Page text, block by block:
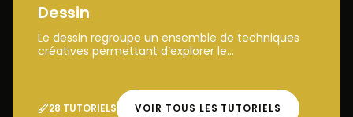
Dessin
Le dessin regroupe un ensemble de techniques
créatives permettant d’explorer le...
28 TUTORIELS VOIR TOUS LES TUTORIELS